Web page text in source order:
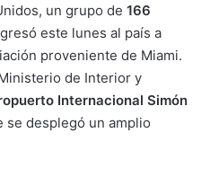
un grupo de 166
este lunes al país a
proveniente de Miami.
de Interior y
Internacional Simón
se desplegó un amplio